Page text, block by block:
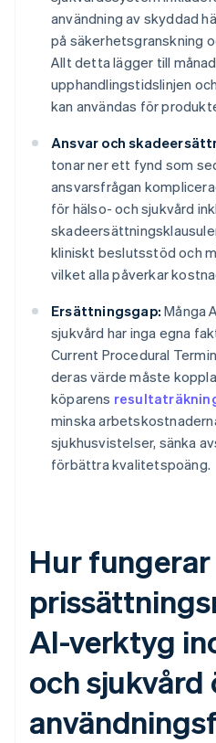
användning av skyddad
på säkerhetsgranskning
Allt detta lägger till
upphandlingstidslinjen
kan användas för
Ansvar och
tonar ner ett fynd som
ansvarsfrågan
för hälso- och sjukvård
kliniskt beslutsstöd och
vilket alla påverkar
Ersättningsgap: Många
sjukvård har inga egna
Current Procedural
deras värde måste
köparens
minska
sjukhusvistelser, sänka
förbättra kvalitetspoäng.
Hur fungerar
AI-verktyg
och sjukvård